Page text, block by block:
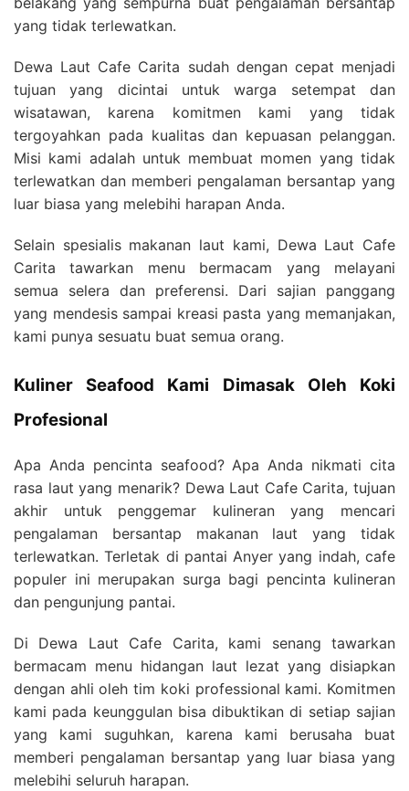
yang tidak terlewatkan.
Dewa Laut Cafe Carita sudah dengan cepat menjadi
tujuan yang dicintai untuk warga setempat dan
wisatawan, karena komitmen kami yang tidak
tergoyahkan pada kualitas dan kepuasan pelanggan.
Misi kami adalah untuk membuat momen yang tidak
terlewatkan dan memberi pengalaman bersantap yang
luar biasa yang melebihi harapan Anda.
Selain spesialis makanan laut kami, Dewa Laut Cafe
Carita tawarkan menu bermacam yang melayani
semua selera dan preferensi. Dari sajian panggang
yang mendesis sampai kreasi pasta yang memanjakan,
kami punya sesuatu buat semua orang.
Kuliner Seafood Kami Dimasak Oleh Koki
Profesional
Apa Anda pencinta seafood? Apa Anda nikmati cita
rasa laut yang menarik? Dewa Laut Cafe Carita, tujuan
akhir untuk penggemar kulineran yang mencari
pengalaman bersantap makanan laut yang tidak
terlewatkan. Terletak di pantai Anyer yang indah, cafe
populer ini merupakan surga bagi pencinta kulineran
dan pengunjung pantai.
Di Dewa Laut Cafe Carita, kami senang tawarkan
bermacam menu hidangan laut lezat yang disiapkan
dengan ahli oleh tim koki professional kami. Komitmen
kami pada keunggulan bisa dibuktikan di setiap sajian
yang kami suguhkan, karena kami berusaha buat
memberi pengalaman bersantap yang luar biasa yang
melebihi seluruh harapan.